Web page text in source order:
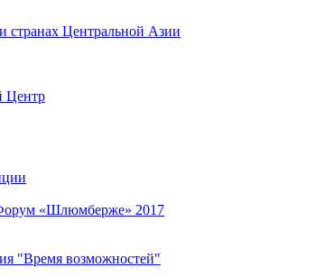
Центральной Азии
Центр
«Шлюмберже» 2017
"Время возможностей"